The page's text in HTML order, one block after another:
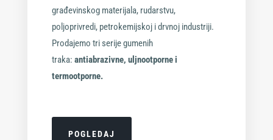
građevinskog materijala, rudarstvu,
poljoprivredi, petrokemijskoj i drvnoj industriji.
Prodajemo tri serije gumenih
traka: antiabrazivne, uljnootporne i
termootporne.
POGLEDAJ